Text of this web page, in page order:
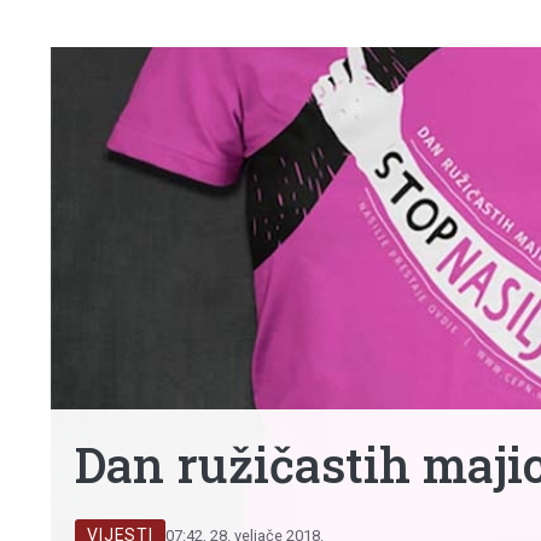
Dan ružičastih
VIJESTI 07:42, 28. veljače 2018.